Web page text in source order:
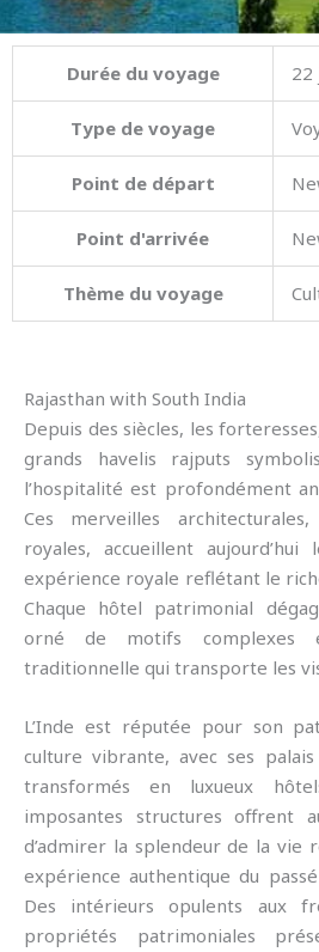
Durée du voyage 22
Type de voyage
Point de départ
Point d'arrivée
Thème du voyage
Rajasthan with South India
Depuis des siècles, les
grands havelis rajputs
l’hospitalité est profondément
Ces merveilles
royales, accueillent
expérience royale reflétant le
Chaque hôtel patrimonial
orné de motifs complexes
traditionnelle qui transporte les
L’Inde est réputée pour son
culture vibrante, avec ses palais
transformés en luxueux
imposantes structures offrent
d’admirer la splendeur de la vie
expérience authentique du
Des intérieurs opulents aux
propriétés patrimoniales